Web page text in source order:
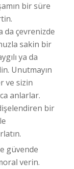
bir süre
da çevrenizde
sakin bir
ya da
Unutmayın
ve sizin
anlarlar.
bir
güvende
verin.